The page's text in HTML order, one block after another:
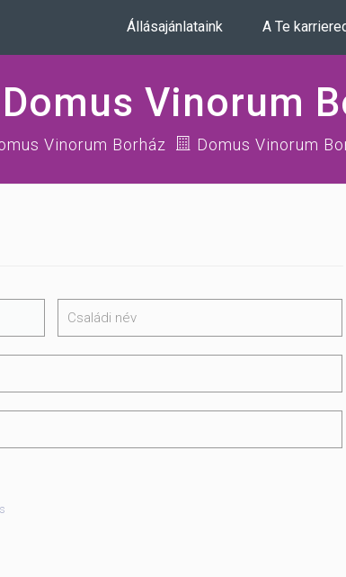
Állásajánlataink A Te
Vinorum
Vinorum Borház Domus Vinorum